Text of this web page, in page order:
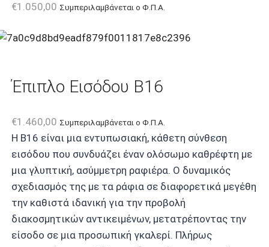
€1.050,00 Συμπεριλαμβάνεται ο Φ.Π.Α.
Έπιπλο Εισόδου B16
€1.460,00 Συμπεριλαμβάνεται ο Φ.Π.Α.
Η B16 είναι μια εντυπωσιακή, κάθετη σύνθεση
εισόδου που συνδυάζει έναν ολόσωμο καθρέφτη με
μια γλυπτική, ασύμμετρη ραφιέρα. Ο δυναμικός
σχεδιασμός της με τα ράφια σε διαφορετικά μεγέθη
την καθιστά ιδανική για την προβολή
διακοσμητικών αντικειμένων, μετατρέποντας την
είσοδο σε μια προσωπική γκαλερί. Πλήρως